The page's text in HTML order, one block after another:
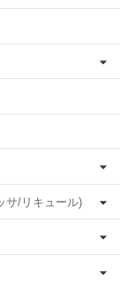
サ/リキュール)